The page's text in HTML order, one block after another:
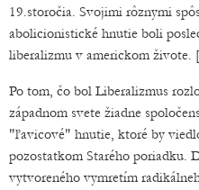
19.storočia. Svojimi rôznymi
abolicionistické hnutie boli
liberalizmu v americkom živote.
Po tom, čo bol Liberalizmus
západnom svete žiadne
"ľavicové" hnutie, ktoré by
pozostatkom Starého poriadku.
vytvoreného vymretím